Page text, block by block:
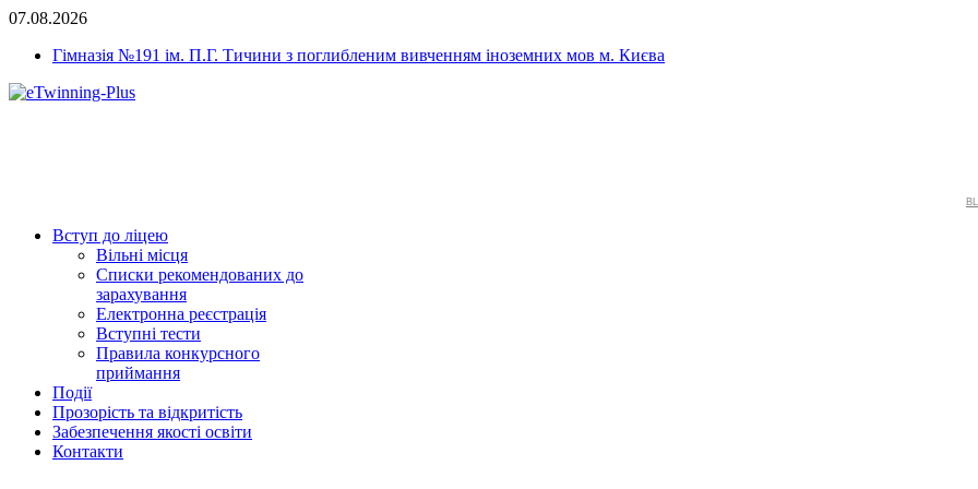
07.08.2026
Гімназія №191 ім. П.Г. Тичини з поглибленим вивченням іноземних мов м. Києва
Вступ до ліцею
Вільні місця
Списки рекомендованих до
зарахування
Електронна реєстрація
Вступні тести
Правила конкурсного
приймання
Події
Прозорість та відкритість
Забезпечення якості освіти
Контакти